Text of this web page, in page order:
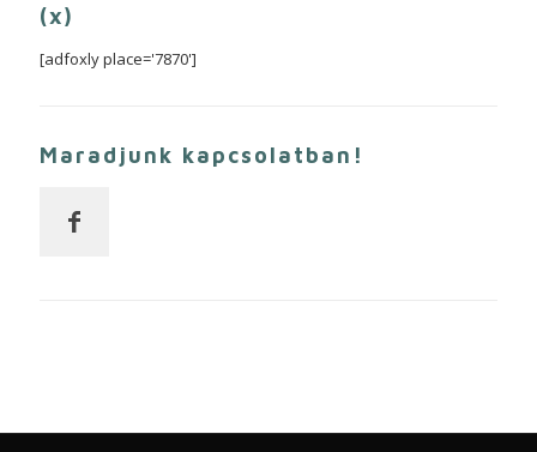
(x)
[adfoxly place='7870']
Maradjunk kapcsolatban!